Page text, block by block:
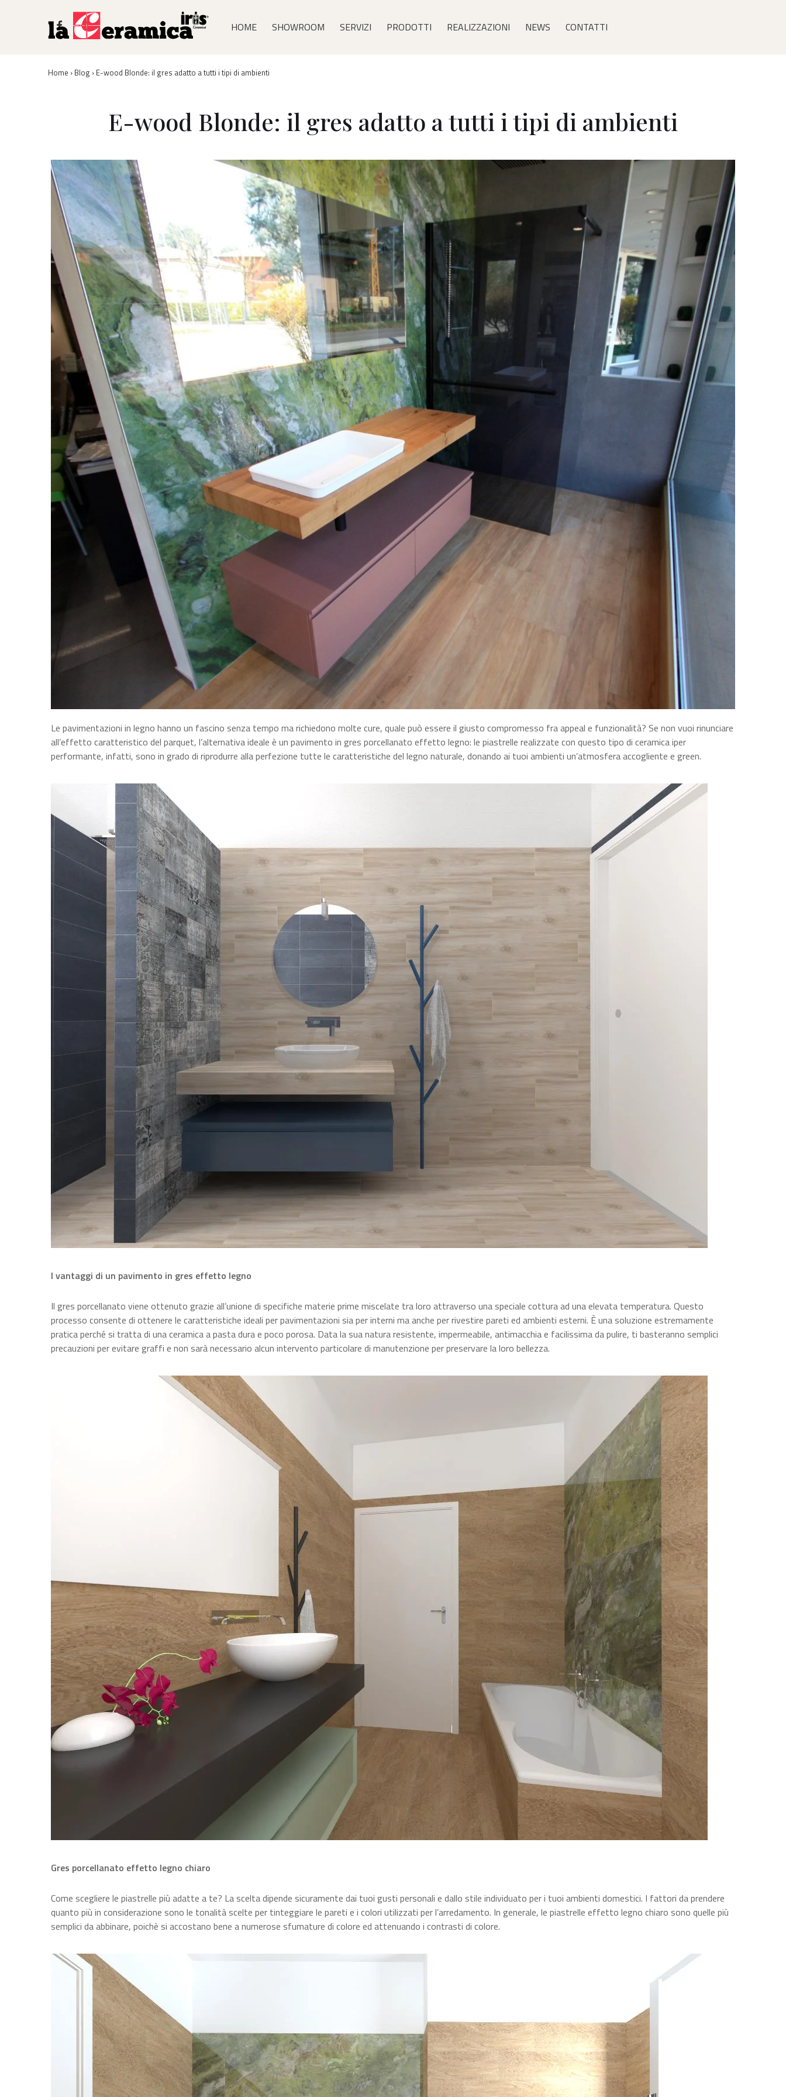
Principale
HOME SHOWROOM SERVIZI PRODOTTI REALIZZAZIONI NEWS CONTATTI
Home › Blog › E-wood Blonde: il gres adatto a tutti i tipi di ambienti
E-wood Blonde: il gres adatto a tutti i tipi di ambienti
Le pavimentazioni in legno hanno un fascino senza tempo ma richiedono molte cure, quale può essere il giusto compromesso fra appeal e funzionalità? Se non vuoi rinunciare
all’effetto caratteristico del parquet, l’alternativa ideale è un pavimento in gres porcellanato effetto legno: le piastrelle realizzate con questo tipo di ceramica iper
performante, infatti, sono in grado di riprodurre alla perfezione tutte le caratteristiche del legno naturale, donando ai tuoi ambienti un’atmosfera accogliente e green.
I vantaggi di un pavimento in gres effetto legno
Il gres porcellanato viene ottenuto grazie all’unione di specifiche materie prime miscelate tra loro attraverso una speciale cottura ad una elevata temperatura. Questo
processo consente di ottenere le caratteristiche ideali per pavimentazioni sia per interni ma anche per rivestire pareti ed ambienti esterni. È una soluzione estremamente
pratica perché si tratta di una ceramica a pasta dura e poco porosa. Data la sua natura resistente, impermeabile, antimacchia e facilissima da pulire, ti basteranno semplici
precauzioni per evitare graffi e non sarà necessario alcun intervento particolare di manutenzione per preservare la loro bellezza.
Gres porcellanato effetto legno chiaro
Come scegliere le piastrelle più adatte a te? La scelta dipende sicuramente dai tuoi gusti personali e dallo stile individuato per i tuoi ambienti domestici. I fattori da prendere
quanto più in considerazione sono le tonalità scelte per tinteggiare le pareti e i colori utilizzati per l’arredamento. In generale, le piastrelle effetto legno chiaro sono quelle più
semplici da abbinare, poichè si accostano bene a numerose sfumature di colore ed attenuando i contrasti di colore.